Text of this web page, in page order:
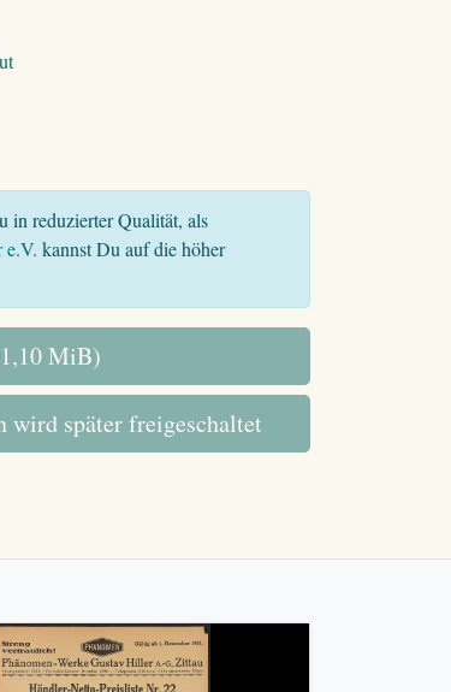
in reduzierter Qualität, als
e.V. kannst Du auf die höher
MiB)
wird später freigeschaltet